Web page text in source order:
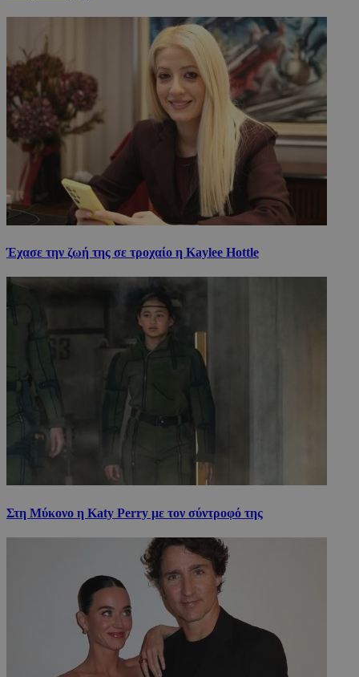
Έχασε την ζωή της σε τροχαίο η Kaylee Hottle
Στη Μύκονο η Katy Perry με τον σύντροφό της